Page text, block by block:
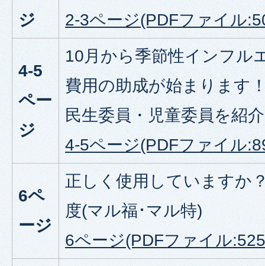
ジ
2-3ページ(PDFファイル
4-5
ペー
ジ
10月から季節性インフル
費用の助成が始まります
民生委員・児童委員を紹
4-5ページ(PDFファイル
6ペ
ージ
正しく使用していますか
度(マル福･マル特)
6ページ(PDFファイル